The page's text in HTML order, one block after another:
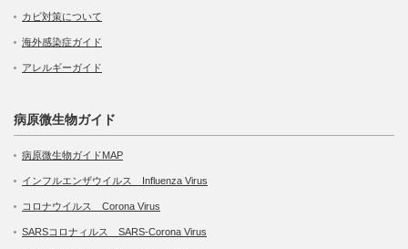
カビ対策について
海外感染症ガイド
アレルギーガイド
病原微生物ガイド
病原微生物ガイドMAP
インフルエンザウイルス Influenza Virus
コロナウイルス Corona Virus
SARSコロナィルス SARS-Corona Virus